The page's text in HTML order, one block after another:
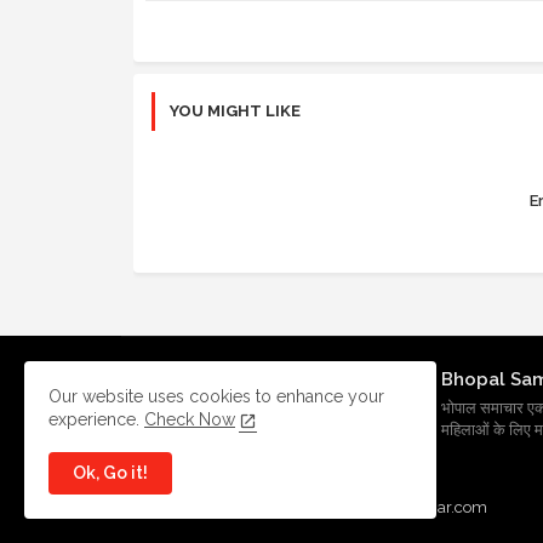
YOU MIGHT LIKE
Bhopal
भोपाल समाचार एक
महिलाओं के लिए
BhopalSmachar.com
Our website uses cookies to enhance your
experience. Check Now
Ok, Go it!